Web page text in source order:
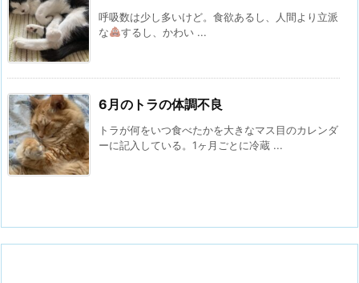
呼吸数は少し多いけど。食欲あるし、人間より立派
な
するし、かわい ...
6月のトラの体調不良
トラが何をいつ食べたかを大きなマス目のカレンダ
ーに記入している。1ヶ月ごとに冷蔵 ...